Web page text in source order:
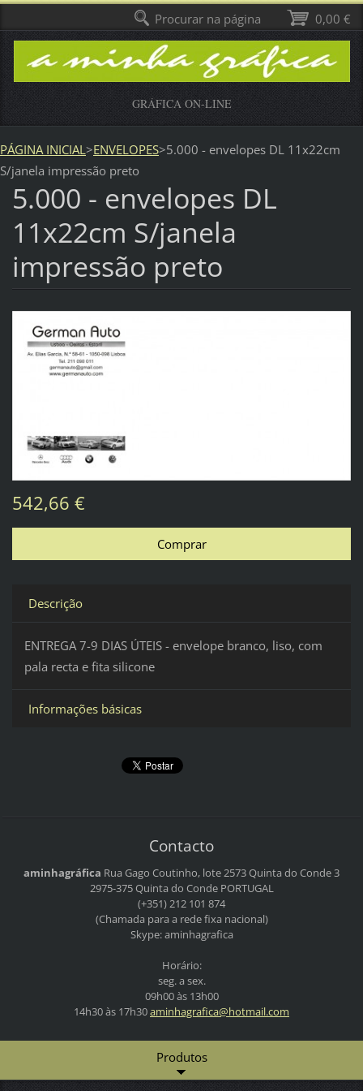
GRÁFICA ON-LINE
PÁGINA INICIAL >ENVELOPES>5.000 - envelopes DL 11x22cm
S/janela impressão preto
5.000 - envelopes DL
11x22cm S/janela
impressão preto
542,66 €
Descrição
ENTREGA 7-9 DIAS ÚTEIS - envelope branco, liso, com
pala recta e fita silicone
Informações básicas
Contacto
aminhagráfica Rua Gago Coutinho, lote 2573Quinta do Conde 3
2975-375 Quinta do CondePORTUGAL
(+351) 212 101 874
(Chamada para a rede fixa nacional)
Skype: aminhagrafica
Horário:
seg. a sex.
09h00 às 13h00
14h30 às 17h30aminhagrafica@hotmail.com
Produtos
0,00 €
Procurar na página